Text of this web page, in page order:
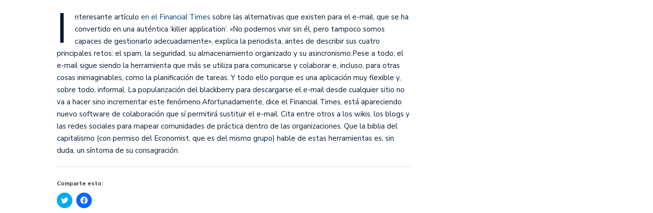
I nteresante artículo en el Financial Times sobre las alternativas que existen para el e-mail, que se ha
convertido en una auténtica ‘killer application’. «No podemos vivir sin él, pero tampoco somos
capaces de gestionarlo adecuadamente», explica la periodista, antes de describir sus cuatro
principales retos: el spam, la seguridad, su almacenamiento organizado y su asincronismo.Pese a todo, el
e-mail sigue siendo la herramienta que más se utiliza para comunicarse y colaborar e, incluso, para otras
cosas inimaginables, como la planificación de tareas. Y todo ello porque es una aplicación muy flexible y,
sobre todo, informal. La popularización del blackberry para descargarse el e-mail desde cualquier sitio no
va a hacer sino incrementar este fenómeno.Afortunadamente, dice el Financial Times, está apareciendo
nuevo software de colaboración que sí permitirá sustituir el e-mail. Cita entre otros a los wikis, los blogs y
las redes sociales para mapear comunidades de práctica dentro de las organizaciones. Que la biblia del
capitalismo (con permiso del Economist, que es del mismo grupo) hable de estas herramientas es, sin
duda, un síntoma de su consagración.
Comparte esto:
Haz
clic
Haz
clic